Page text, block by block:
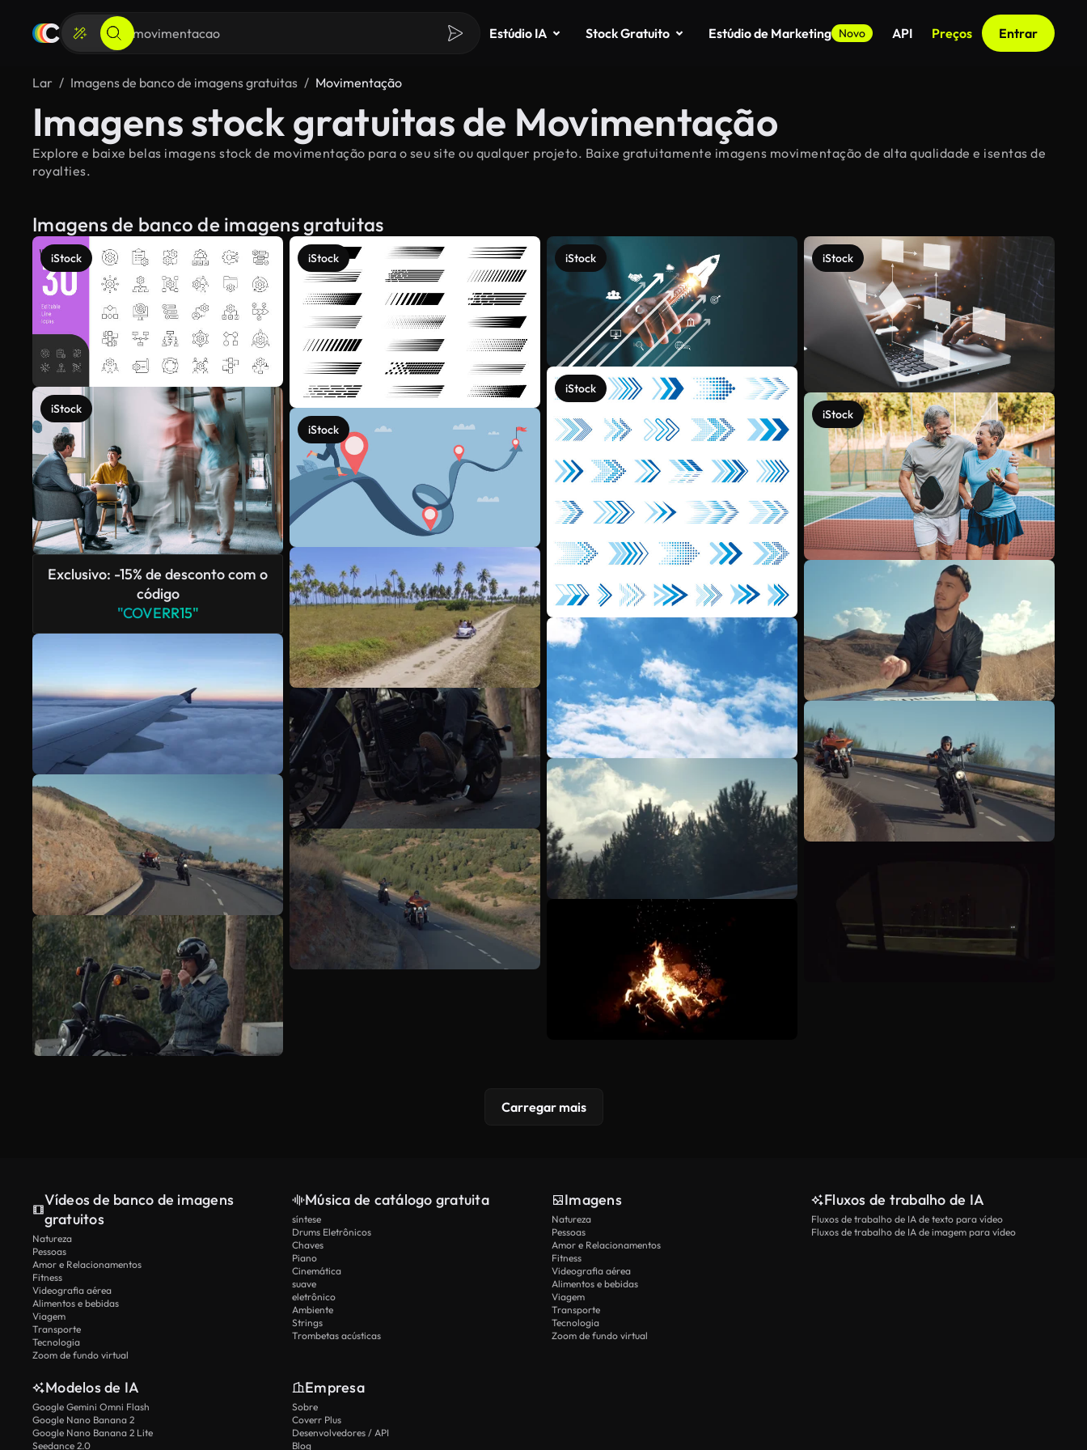
Estúdio IA Stock Gratuito Estúdio de Marketing Novo API Preços Entrar
Lar Imagens de banco de imagens gratuitas Movimentação
Imagens stock gratuitas de Movimentação
Explore e baixe belas imagens stock de movimentação para o seu site ou qualquer projeto. Baixe gratuitamente imagens movimentação de alta qualidade e isentas de
royalties.
Imagens de banco de imagens gratuitas
iStock
iStock
Exclusivo: -15% de desconto com o
código
"COVERR15"
iStock
iStock
iStock
iStock
iStock
iStock
Veja mais
Carregar mais
Vídeos de banco de imagens
gratuitos
Natureza
Pessoas
Amor e Relacionamentos
Fitness
Videografia aérea
Alimentos e bebidas
Viagem
Transporte
Tecnologia
Zoom de fundo virtual
Música de catálogo gratuita
síntese
Drums Eletrônicos
Chaves
Piano
Cinemática
suave
eletrônico
Ambiente
Strings
Trombetas acústicas
Imagens
Natureza
Pessoas
Amor e Relacionamentos
Fitness
Videografia aérea
Alimentos e bebidas
Viagem
Transporte
Tecnologia
Zoom de fundo virtual
Fluxos de trabalho de IA
Fluxos de trabalho de IA de texto para vídeo
Fluxos de trabalho de IA de imagem para vídeo
Modelos de IA
Google Gemini Omni Flash
Google Nano Banana 2
Google Nano Banana 2 Lite
Seedance 2.0
Empresa
Sobre
Coverr Plus
Desenvolvedores / API
Blog